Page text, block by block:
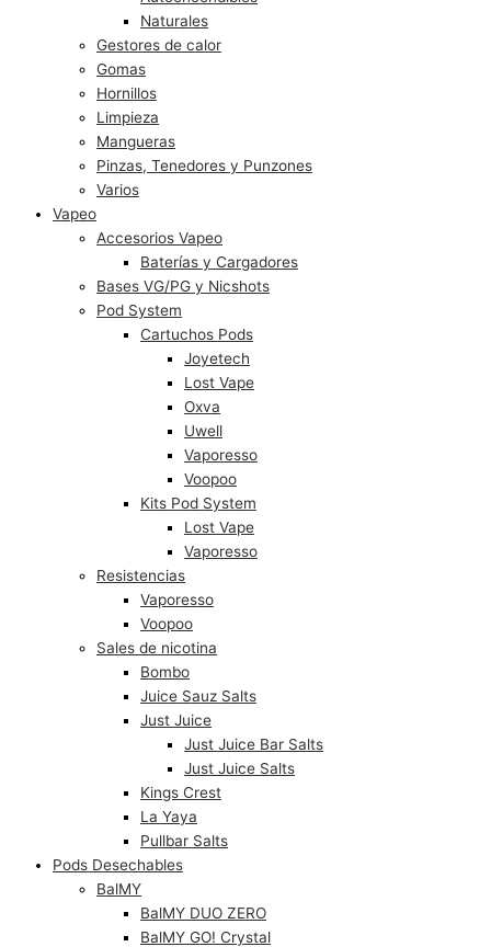
Naturales
Gestores de calor
Gomas
Hornillos
Limpieza
Mangueras
Pinzas, Tenedores y Punzones
Varios
Vapeo
Accesorios Vapeo
Baterías y Cargadores
Bases VG/PG y Nicshots
Pod System
Cartuchos Pods
Joyetech
Lost Vape
Oxva
Uwell
Vaporesso
Voopoo
Kits Pod System
Lost Vape
Vaporesso
Resistencias
Vaporesso
Voopoo
Sales de nicotina
Bombo
Juice Sauz Salts
Just Juice
Just Juice Bar Salts
Just Juice Salts
Kings Crest
La Yaya
Pullbar Salts
Pods Desechables
BalMY
BalMY DUO ZERO
BalMY GO! Crystal